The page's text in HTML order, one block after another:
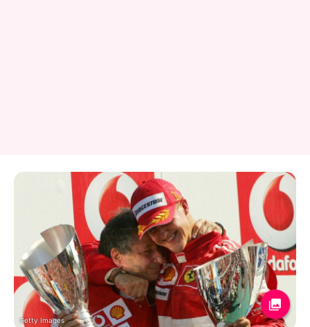
Getty Images